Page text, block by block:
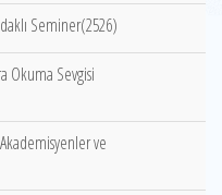
Seminer(2526)
Okuma Sevgisi
ve